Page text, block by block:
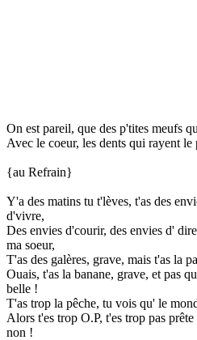
On est pareil, que des p'tites meufs
Avec le coeur, les dents qui rayent le
{au Refrain}
Y'a des matins tu t'lèves, t'as des
d'vivre,
Des envies d'courir, des envies d'
ma soeur,
T'as des galères, grave, mais t'as la
Ouais, t'as la banane, grave, et pas
belle !
T'as trop la pêche, tu vois qu' le
Alors t'es trop O.P, t'es trop pas
non !